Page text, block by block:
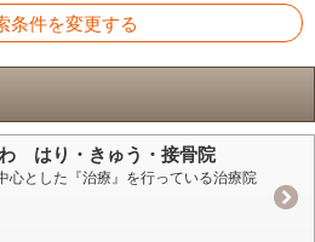
条件を変更する
はり・きゅう・接骨院
心とした『治療』を行っている治療院